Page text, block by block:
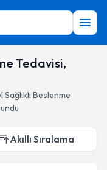
Tedavisi,
Sağlıklı Beslenme
Akıllı Sıralama